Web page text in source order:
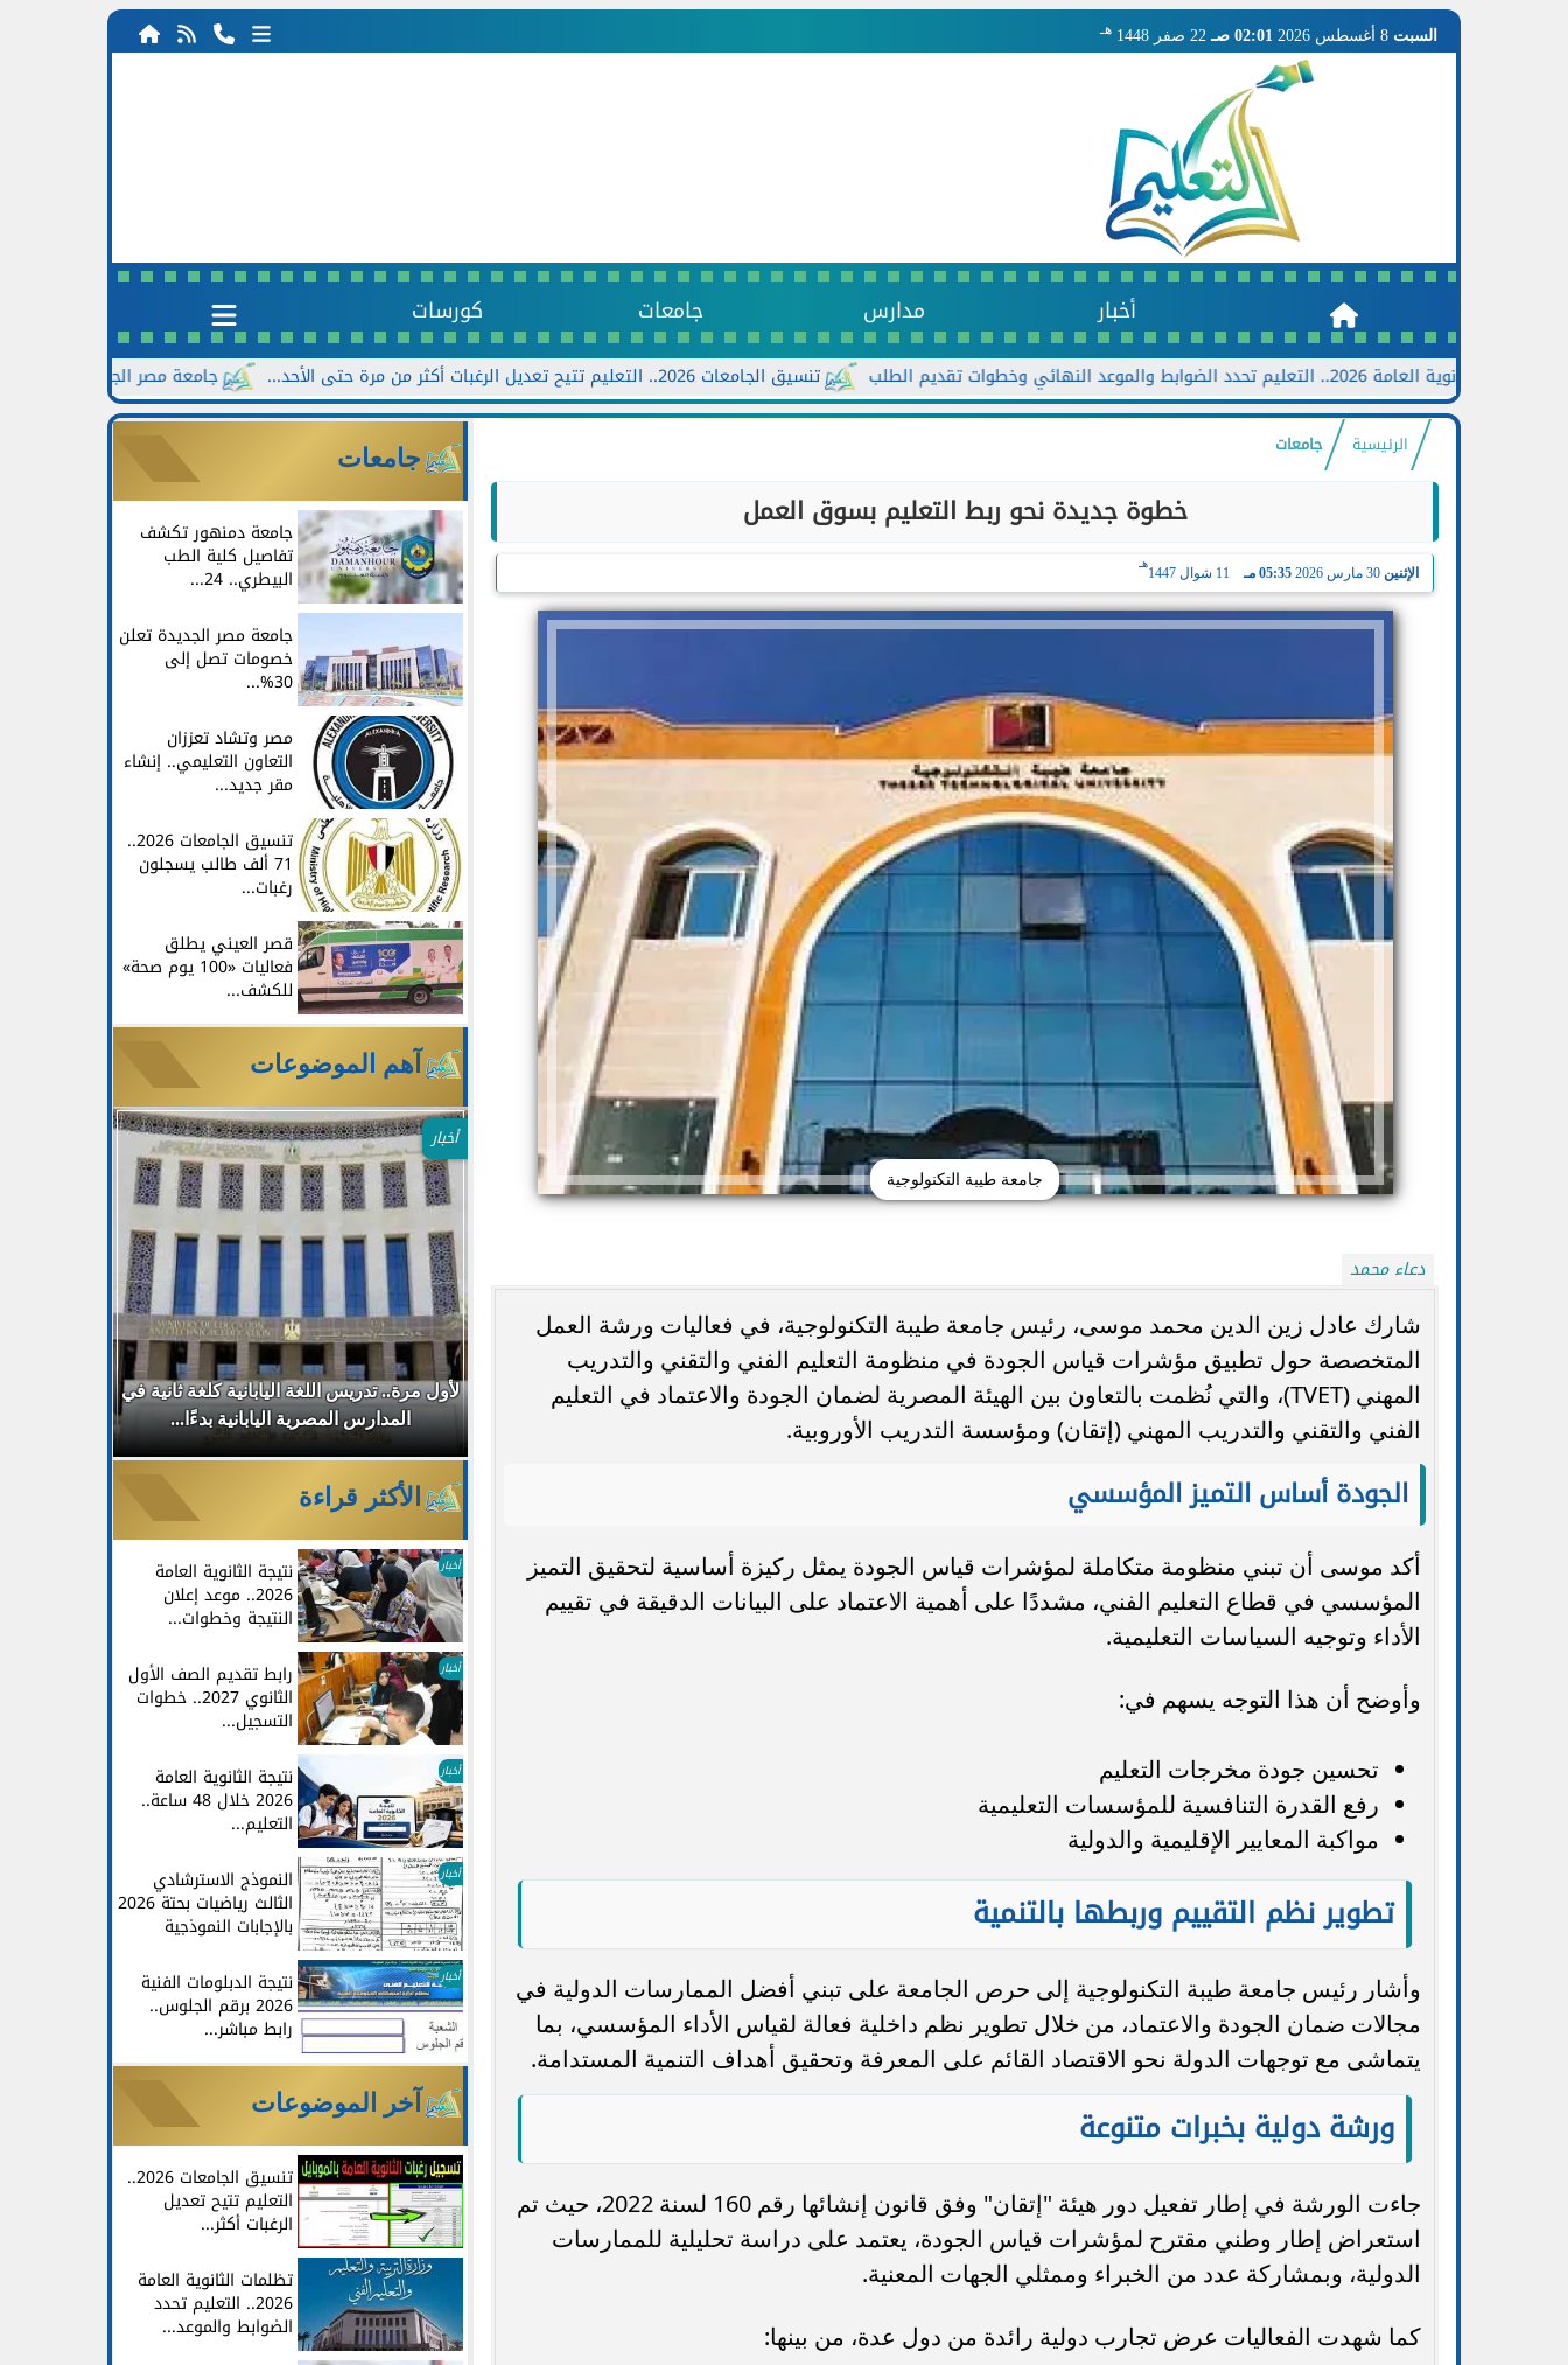
السبت 02:01 صـ 22 صفر 1448 هـ
أخبار مدارس جامعات كورسات
جامعة مصر الجديدة تعلن خصومات تصل إلى 30% للطلاب الجدد تنسيق الجامعات 2026.. التعليم تتيح تعديل الرغبات أكثر من مرة حتى الأحد... التعليم تحدد الضوابط والموعد النهائي وخطوات تقديم الطلب
الرئيسية جامعات
خطوة جديدة نحو ربط التعليم بسوق العمل
الإثنين 30 مارس 2026 05:35 مـ 11 شوال 1447
هـ
جامعة طيبة التكنولوجية
دعاء محمد
شارك عادل زين الدين محمد موسى، رئيس جامعة طيبة التكنولوجية، في فعاليات ورشة العمل
المتخصصة حول تطبيق مؤشرات قياس الجودة في منظومة التعليم الفني والتقني والتدريب
المهني (TVET)، والتي نُظمت بالتعاون بين الهيئة المصرية لضمان الجودة والاعتماد في التعليم
الفني والتقني والتدريب المهني (إتقان) ومؤسسة التدريب الأوروبية.
الجودة أساس التميز المؤسسي
أكد موسى أن تبني منظومة متكاملة لمؤشرات قياس الجودة يمثل ركيزة أساسية لتحقيق التميز
المؤسسي في قطاع التعليم الفني، مشددًا على أهمية الاعتماد على البيانات الدقيقة في تقييم
الأداء وتوجيه السياسات التعليمية.
وأوضح أن هذا التوجه يسهم في:
تحسين جودة مخرجات التعليم
رفع القدرة التنافسية للمؤسسات التعليمية
مواكبة المعايير الإقليمية والدولية
تطوير نظم التقييم وربطها بالتنمية
وأشار رئيس جامعة طيبة التكنولوجية إلى حرص الجامعة على تبني أفضل الممارسات الدولية في
مجالات ضمان الجودة والاعتماد، من خلال تطوير نظم داخلية فعالة لقياس الأداء المؤسسي، بما
يتماشى مع توجهات الدولة نحو الاقتصاد القائم على المعرفة وتحقيق أهداف التنمية المستدامة.
ورشة دولية بخبرات متنوعة
جاءت الورشة في إطار تفعيل دور هيئة "إتقان" وفق قانون إنشائها رقم 160 لسنة 2022، حيث تم
استعراض إطار وطني مقترح لمؤشرات قياس الجودة، يعتمد على دراسة تحليلية للممارسات
الدولية، وبمشاركة عدد من الخبراء وممثلي الجهات المعنية.
كما شهدت الفعاليات عرض تجارب دولية رائدة من دول عدة، من بينها:
جامعات
جامعة دمنهور تكشف
تفاصيل كلية الطب
البيطري.. 24...
جامعة مصر الجديدة تعلن
خصومات تصل إلى
30%...
مصر وتشاد تعززان
التعاون التعليمي.. إنشاء
مقر جديد...
تنسيق الجامعات 2026..
71 ألف طالب يسجلون
رغبات...
قصر العيني يطلق
فعاليات «100 يوم صحة»
للكشف...
آهم الموضوعات
تنسيق الجامعات 2026.. التعليم تتيح تعديل
الرغبات أكثر من مرة حتى الأحد...
تظلمات الثانوية العامة 2026.. التعليم تحدد
الضوابط والموعد النهائي وخطوات تقديم
الطلب
جامعة دمنهور تكشف تفاصيل كلية الطب
أخبار
لأول مرة.. تدريس اللغة اليابانية كلغة ثانية في
المدارس المصرية اليابانية بدءًا...
الأكثر قراءة
أخبار نتيجة الثانوية العامة
2026.. موعد إعلان
النتيجة وخطوات...
أخبار رابط تقديم الصف الأول
الثانوي 2027.. خطوات
التسجيل...
أخبار نتيجة الثانوية العامة
2026 خلال 48 ساعة..
التعليم...
أخبار النموذج الاسترشادي
الثالث رياضيات بحتة 2026
بالإجابات النموذجية
أخبار نتيجة الدبلومات الفنية
2026 برقم الجلوس..
رابط مباشر...
آخر الموضوعات
تنسيق الجامعات 2026..
التعليم تتيح تعديل
الرغبات أكثر...
تظلمات الثانوية العامة
2026.. التعليم تحدد
الضوابط والموعد...